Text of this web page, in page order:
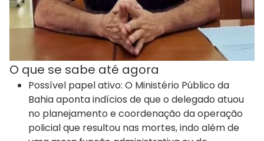
O que se sabe até agora
Possível papel ativo: O Ministério Público da
Bahia aponta indícios de que o delegado atuou
no planejamento e coordenação da operação
policial que resultou nas mortes, indo além de